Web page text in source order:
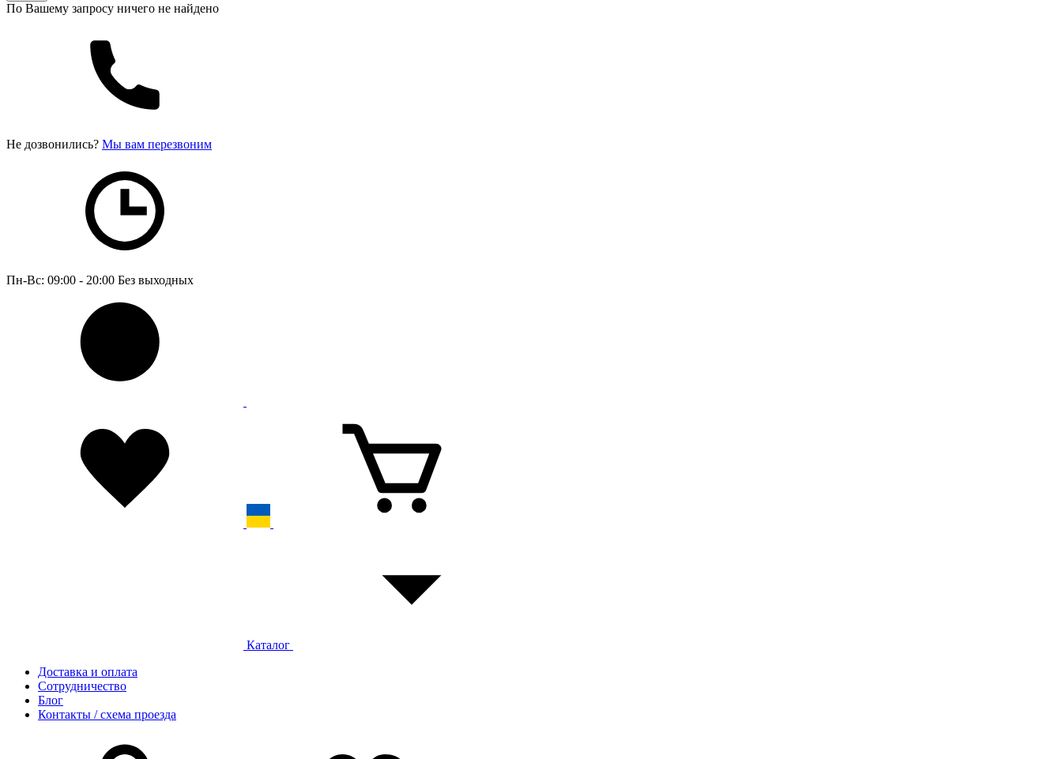
По Вашему запросу ничего не найдено
Не дозвонились? Мы вам перезвоним
Пн-Вс: 09:00 - 20:00 Без выходных
Каталог
Доставка и оплата
Сотрудничество
Блог
Контакты / схема проезда